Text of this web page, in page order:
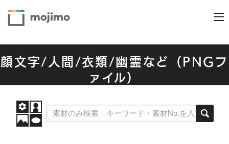
顔文字/人間/衣類/幽霊など（PNGフ
ァイル）